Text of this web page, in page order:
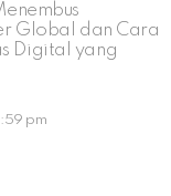
Global dan Cara
Digital yang
pm